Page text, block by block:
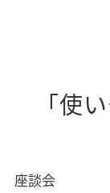
「使
座談会